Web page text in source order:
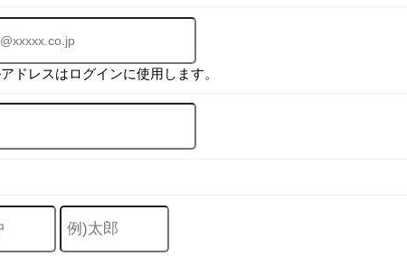
ドレスはログインに使用します。